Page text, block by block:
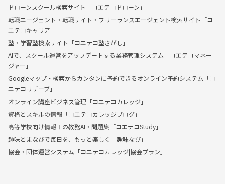
ドローンスクール検索サイト「コエテコドローン」
転職エージェント・転職サイト・フリーランスエージェント検索サイト「コ
エテコキャリア」
塾・学習塾検索サイト「コエテコ塾さがし」
AIで、スクール運営をアップデートする業務管理システム「コエテコマネー
ジャー」
Googleマップ・検索からカンタンに予約できるオンライン予約システム「コ
エテコリザーブ」
オンライン講座ビジネス管理「コエテコカレッジ」
資格とスキルの情報「コエテコカレッジブログ」
高等学校向け情報Ⅰの教務AI・問題集「コエテコStudy」
趣味とまなびで毎日を、もっと楽しく「趣味なび」
協会・団体運営システム「コエテコカレッジ|協会プラン」